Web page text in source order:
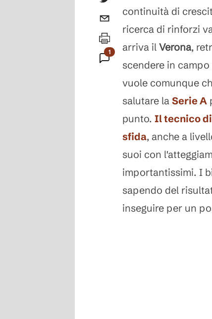
1
Commento
continuità di
ricerca di rinforzi
arriva il Verona,
scendere in
vuole comunque
salutare la Serie A
punto. Il tecnico
sfida, anche a
suoi con
importantissimi. I
sapendo del
inseguire per un